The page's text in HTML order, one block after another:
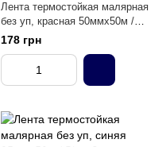
Лента термостойкая малярная
без уп, красная 50ммх50м /
Red Core
178 грн